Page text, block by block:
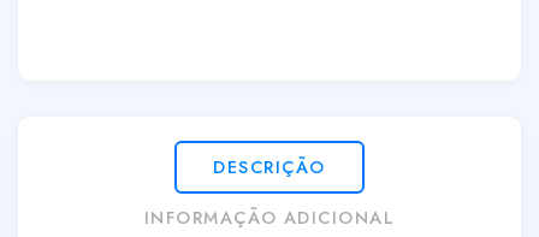
DESCRIÇÃO
INFORMAÇÃO ADICIONAL